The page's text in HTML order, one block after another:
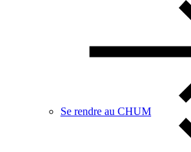
Se rendre au CHUM